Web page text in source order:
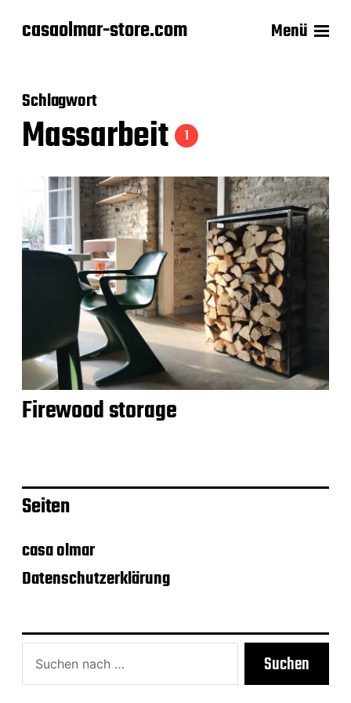
casaolmar-store.com Menü
Schlagwort
Massarbeit 1
Firewood storage
Seiten
casa olmar
Datenschutzerklärung
Suchen